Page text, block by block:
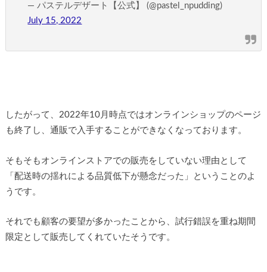
— パステルデザート【公式】 (@pastel_npudding)
July 15, 2022
したがって、2022年10月時点ではオンラインショップのページ
も終了し、通販で入手することができなくなっております。
そもそもオンラインストアでの販売をしていない理由として
「配送時の揺れによる品質低下が懸念だった」ということのよ
うです。
それでも顧客の要望が多かったことから、試行錯誤を重ね期間
限定として販売してくれていたそうです。